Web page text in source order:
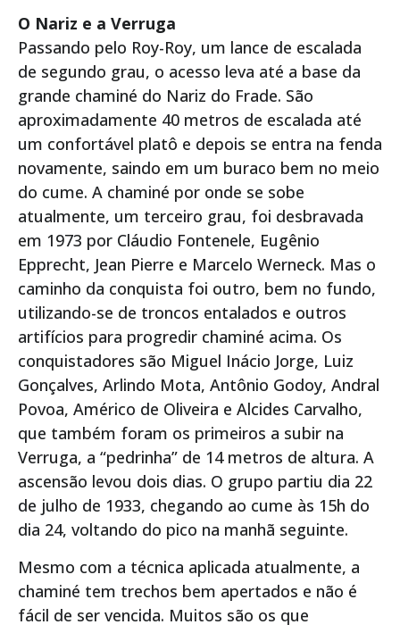
O Nariz e a Verruga
Passando pelo Roy-Roy, um lance de escalada
de segundo grau, o acesso leva até a base da
grande chaminé do Nariz do Frade. São
aproximadamente 40 metros de escalada até
um confortável platô e depois se entra na fenda
novamente, saindo em um buraco bem no meio
do cume. A chaminé por onde se sobe
atualmente, um terceiro grau, foi desbravada
em 1973 por Cláudio Fontenele, Eugênio
Epprecht, Jean Pierre e Marcelo Werneck. Mas o
caminho da conquista foi outro, bem no fundo,
utilizando-se de troncos entalados e outros
artifícios para progredir chaminé acima. Os
conquistadores são Miguel Inácio Jorge, Luiz
Gonçalves, Arlindo Mota, Antônio Godoy, Andral
Povoa, Américo de Oliveira e Alcides Carvalho,
que também foram os primeiros a subir na
Verruga, a “pedrinha” de 14 metros de altura. A
ascensão levou dois dias. O grupo partiu dia 22
de julho de 1933, chegando ao cume às 15h do
dia 24, voltando do pico na manhã seguinte.
Mesmo com a técnica aplicada atualmente, a
chaminé tem trechos bem apertados e não é
fácil de ser vencida. Muitos são os que